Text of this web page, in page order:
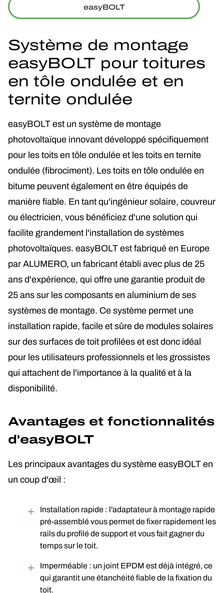
easyBOLT
Système de montage
easyBOLT pour toitures
en tôle ondulée et en
ternite ondulée
easyBOLT est un système de montage
photovoltaïque innovant développé spécifiquement
pour les toits en tôle ondulée et les toits en ternite
ondulée (fibrociment). Les toits en tôle ondulée en
bitume peuvent également en être équipés de
manière fiable. En tant qu'ingénieur solaire, couvreur
ou électricien, vous bénéficiez d'une solution qui
facilite grandement l'installation de systèmes
photovoltaïques. easyBOLT est fabriqué en Europe
par ALUMERO, un fabricant établi avec plus de 25
ans d'expérience, qui offre une garantie produit de
25 ans sur les composants en aluminium de ses
systèmes de montage. Ce système permet une
installation rapide, facile et sûre de modules solaires
sur des surfaces de toit profilées et est donc idéal
pour les utilisateurs professionnels et les grossistes
qui attachent de l'importance à la qualité et à la
disponibilité.
Avantages et fonctionnalités
d'easyBOLT
Les principaux avantages du système easyBOLT en
un coup d'œil :
Installation rapide : l'adaptateur à montage rapide
pré-assemblé vous permet de fixer rapidement les
rails du profilé de support et vous fait gagner du
temps sur le toit.
Imperméable : un joint EPDM est déjà intégré, ce
qui garantit une étanchéité fiable de la fixation du
toit.